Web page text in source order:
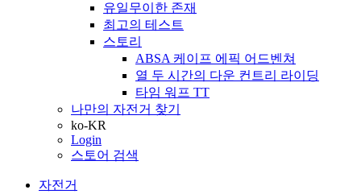
유일무이한 존재
최고의 테스트
스토리
ABSA 케이프 에픽 어드벤쳐
열 두 시간의 다운 컨트리 라이딩
타임 워프 TT
나만의 자전거 찾기
ko-KR
Login
스토어 검색
자전거